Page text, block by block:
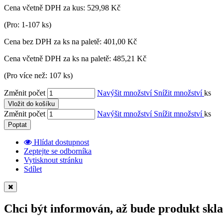
Cena včetně DPH za kus: 529,98 Kč
(Pro: 1-107 ks)
Cena bez DPH za ks na paletě: 401,00 Kč
Cena včetně DPH za ks na paletě: 485,21 Kč
(Pro více než: 107 ks)
Změnit počet Navýšit množství Snížit množstvíks
Vložit do košíku
Změnit počet Navýšit množství Snížit množstvíks
Poptat
Hlídat dostupnost
Zeptejte se odborníka
Vytisknout stránku
Sdílet
Chci být informován, až bude produkt